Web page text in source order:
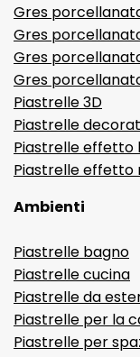
Gres
Gres
Gres
Gres
Piastrelle 3D
Piastrelle
Piastrelle effetto
Piastrelle effetto
Ambienti
Piastrelle bagno
Piastrelle cucina
Piastrelle da
Piastrelle per la
Piastrelle per